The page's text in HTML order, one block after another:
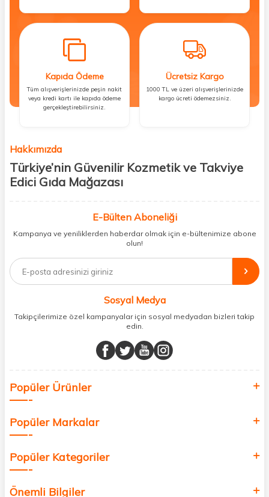
Kapıda Ödeme
Tüm alışverişlerinizde peşin nakit
veya kredi kartı ile kapıda ödeme
gerçekleştirebilirsiniz.
Ücretsiz Kargo
1000 TL ve üzeri alışverişlerinizde
kargo ücreti ödemezsiniz.
Hakkımızda
Türkiye’nin Güvenilir Kozmetik ve Takviye
Edici Gıda Mağazası
kişisel bakım hem de takviye edici gıda ürünlerini sizlerle
buluşturuyoruz. Artık mağaza mağaza dolaşmanıza gerek yok;
ihtiyacınız olan her şeyi tek bir çatı altında topluyor ve kapınıza kadar
%100 orijinal kozmetik ve sağlık ürünleriyle güzelliğinizi tamamlayabilir,
vücudunuzu desteklemek için güvenilir takviye edici gıdalara
minerallere kadar binlerce ürünü uygun fiyat ve hızlı kargo avantajıyla
sunuyoruz.
buluşturuyor ve online alışveriş deneyiminizi en iyi hale getiriyoruz.
Sağlık, güzellik ve iyi yaşam için aradığınız her şey burada!
değer katmak için bize katılın!
E-Bülten Aboneliği
Kampanya ve yeniliklerden haberdar olmak için e-bültenimize abone
olun!
Sosyal Medya
Takipçilerimize özel kampanyalar için sosyal medyadan bizleri takip
edin.
Popüler Ürünler
Popüler Markalar
Popüler Kategoriler
Önemli Bilgiler